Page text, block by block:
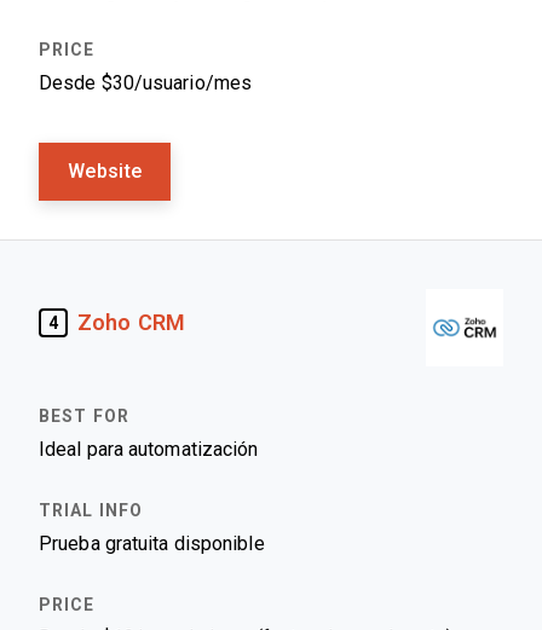
Desde $30/usuario/mes
Website
4 Zoho CRM
Ideal para automatización
Prueba gratuita disponible